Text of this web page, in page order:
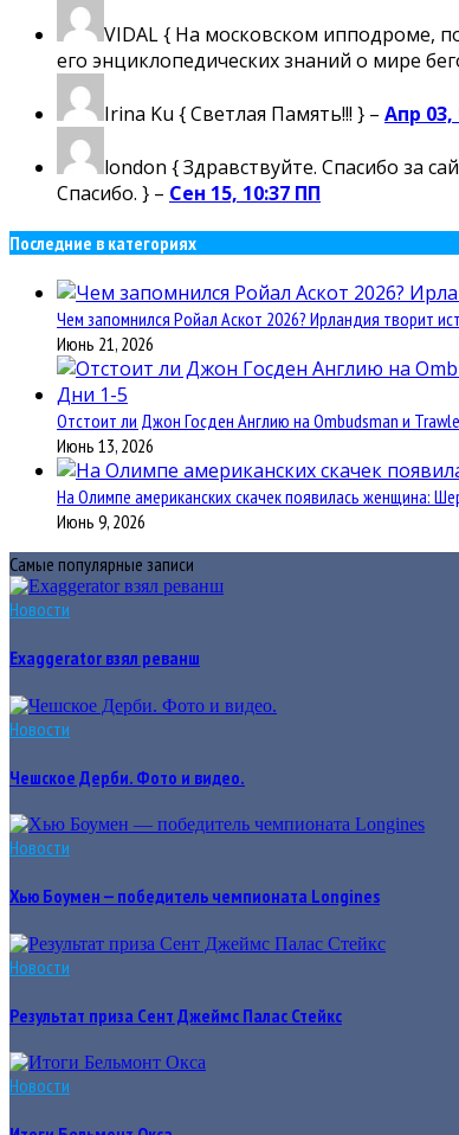
VIDAL{ На московском ипподроме,
его энциклопедических знаний о мире
Irina Ku { Светлая Память!!! } – Апр 03,
london { Здравствуйте. Спасибо за
Спасибо. } – Сен 15, 10:37 ПП
Последние в категориях
Чем запомнился Ройал Аскот 2026? Ирландия творит
Июнь 21, 2026
Отстоит ли Джон Госден Англию на Ombudsman и
Июнь 13, 2026
На Олимпе американских скачек появилась женщина:
Июнь 9, 2026
Самые популярные записи
Новости
Exaggerator взял реванш
Новости
Чешское Дерби. Фото и видео.
Новости
Хью Боумен — победитель чемпионата Longines
Новости
Результат приза Сент Джеймс Палас Стейкс
Новости